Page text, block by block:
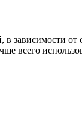
в
всего